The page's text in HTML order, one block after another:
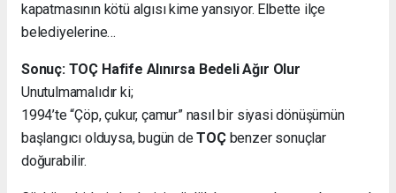
kapatmasının kötü algısı kime yansıyor. Elbette ilçe
belediyelerine…
Sonuç: TOÇ Hafife Alınırsa Bedeli Ağır Olur
Unutulmamalıdır ki;
1994’te “Çöp, çukur, çamur” nasıl bir siyasi dönüşümün
başlangıcı olduysa, bugün deTOÇbenzer sonuçlar
doğurabilir.